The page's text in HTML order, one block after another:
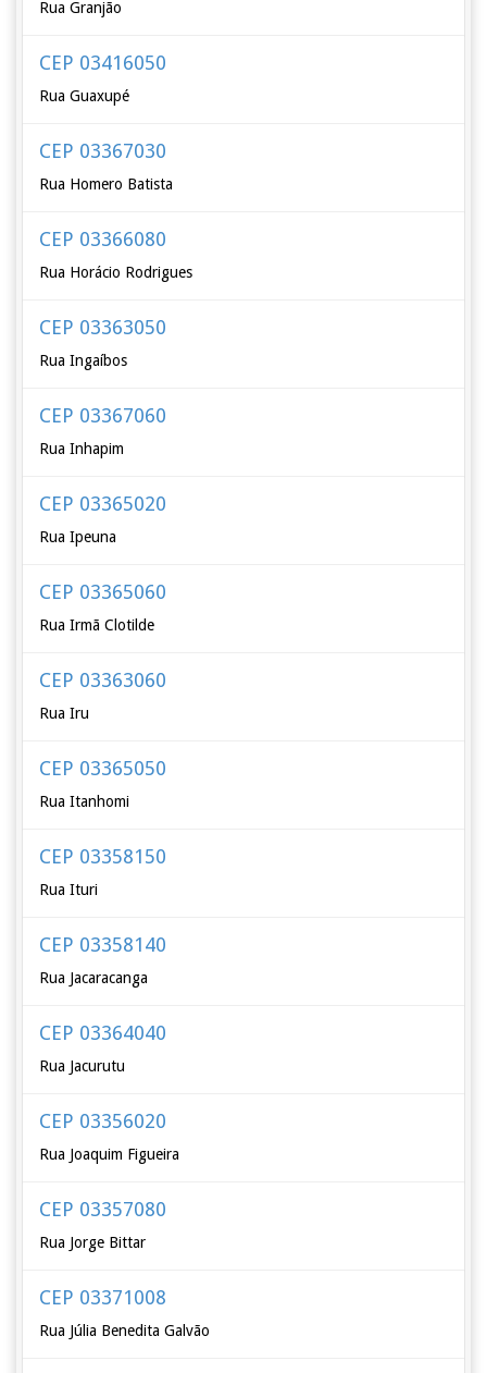
Rua Granjão
CEP 03416050
Rua Guaxupé
CEP 03367030
Rua Homero Batista
CEP 03366080
Rua Horácio Rodrigues
CEP 03363050
Rua Ingaíbos
CEP 03367060
Rua Inhapim
CEP 03365020
Rua Ipeuna
CEP 03365060
Rua Irmã Clotilde
CEP 03363060
Rua Iru
CEP 03365050
Rua Itanhomi
CEP 03358150
Rua Ituri
CEP 03358140
Rua Jacaracanga
CEP 03364040
Rua Jacurutu
CEP 03356020
Rua Joaquim Figueira
CEP 03357080
Rua Jorge Bittar
CEP 03371008
Rua Júlia Benedita Galvão